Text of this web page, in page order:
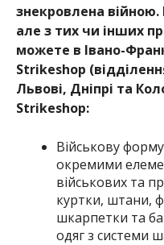
знекровлена війною.
але з тих чи інших
можете в Івано-
Strikeshop
Львові, Дніпрі та
Strikeshop:
Військову
окремими
військових та
куртки, штани,
шкарпетки та
одяг з системи